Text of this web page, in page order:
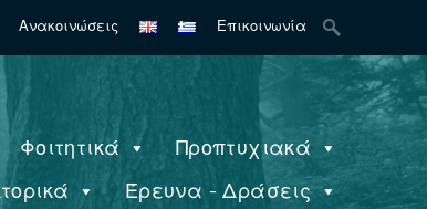
Ανακοινώσεις Επικοινωνία
Search
for:
Φοιτητικά
Προπτυχιακά
Έρευνα - Δράσεις